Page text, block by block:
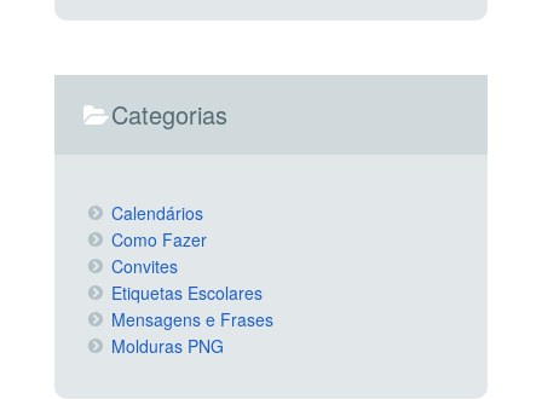
Categorias
Calendários
Como Fazer
Convites
Etiquetas Escolares
Mensagens e Frases
Molduras PNG